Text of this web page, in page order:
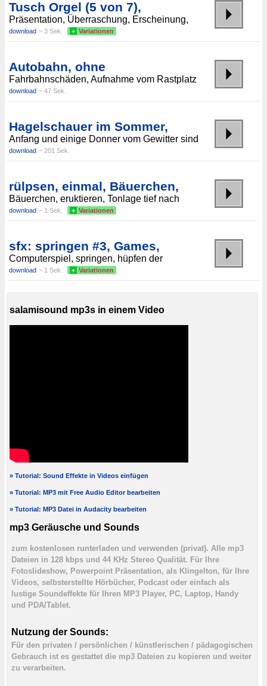
Tusch Orgel (5 von 7),
Präsentation, Überraschung, Erscheinung,
download ~ 3 Sek. + Variationen
Autobahn, ohne
Fahrbahnschäden, Aufnahme vom Rastplatz
download ~ 47 Sek.
Hagelschauer im Sommer,
Anfang und einige Donner vom Gewitter sind
download ~ 201 Sek.
rülpsen, einmal, Bäuerchen,
Bäuerchen, eruktieren, Tonlage tief nach
download ~ 1 Sek. + Variationen
sfx: springen #3, Games,
Computerspiel, springen, hüpfen der
download ~ 1 Sek. + Variationen
salamisound mp3s in einem Video
» Tutorial: Sound Effekte in Videos einfügen
» Tutorial: MP3 mit Free Audio Editor bearbeiten
» Tutorial: MP3 Datei in Audacity bearbeiten
mp3 Geräusche und Sounds
zum kostenlosen runterladen und verwenden (privat). Alle mp3
Dateien in 128 kbps und 44 KHz Stereo Qualität. Für Ihre
Fotoslideshow, Powerpoint Präsentation, als Klingelton, für Ihre
Videos, selbsterstellte Hörbücher, Podcast oder einfach als
lustige Soundeffekte für Ihren MP3 Player, PC, Laptop, Handy
und PDA/Tablet.
Nutzung der Sounds:
Für den privaten / persönlichen / künstlerischen / pädagogischen
Gebrauch ist es gestattet die mp3 Dateien zu kopieren und weiter
zu verarbeiten.